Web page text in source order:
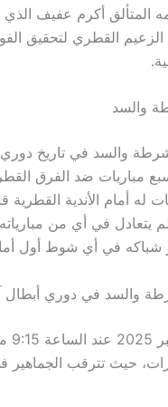
المتألق أكرم عفيف
القطري لتحقيق
والسد
والسد في تاريخ
مباريات ضد الفرق
أمام الأندية القطرية
أما السد فلم يتعادل في أي
شباكه في أي شوط أول
والسد في دوري أبطال
الإمارات، حيث تترقب